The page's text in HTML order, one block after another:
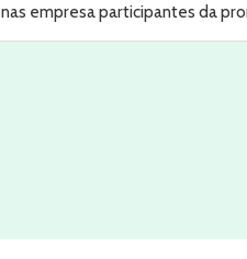
empresa participantes da